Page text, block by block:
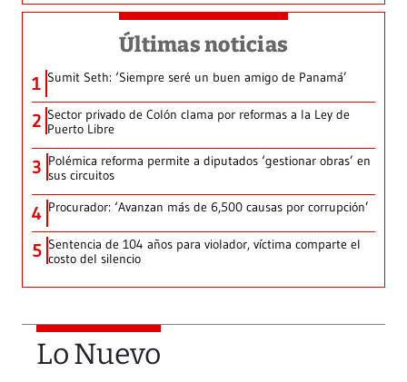
Últimas noticias
1 Sumit Seth: ‘Siempre seré un buen amigo de Panamá’
2 Sector privado de Colón clama por reformas a la Ley de
Puerto Libre
3 Polémica reforma permite a diputados ‘gestionar obras’ en
sus circuitos
4 Procurador: ‘Avanzan más de 6,500 causas por corrupción’
5 Sentencia de 104 años para violador, víctima comparte el
costo del silencio
Lo Nuevo